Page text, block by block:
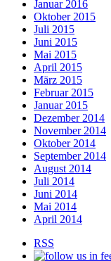
Januar 2016
Oktober 2015
Juli 2015
Juni 2015
Mai 2015
April 2015
März 2015
Februar 2015
Januar 2015
Dezember 2014
November 2014
Oktober 2014
September 2014
August 2014
Juli 2014
Juni 2014
Mai 2014
April 2014
RSS